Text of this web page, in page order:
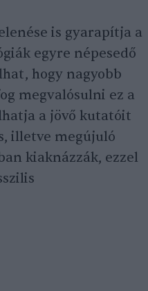
is gyarapítja a
egyre népesedő
hogy nagyobb
megvalósulni ez a
a jövő kutatóit
illetve megújuló
kiaknázzák, ezzel